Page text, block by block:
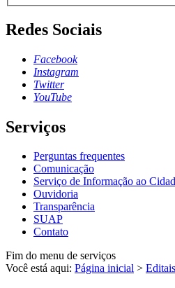
Redes Sociais
Facebook
Instagram
Twitter
YouTube
Serviços
Perguntas frequentes
Comunicação
Serviço de Informação ao
Ouvidoria
Transparência
SUAP
Contato
Fim do menu de serviços
Você está aqui: Página inicial > Editais